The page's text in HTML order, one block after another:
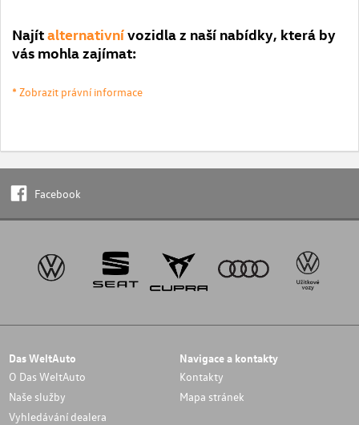
Najítalternativnívozidla z naší nabídky, která by
vás mohla zajímat:
* Zobrazit právní informace
Facebook
Das WeltAuto
O Das WeltAuto
Naše služby
Vyhledávání dealera
Navigace a kontakty
Kontakty
Mapa stránek